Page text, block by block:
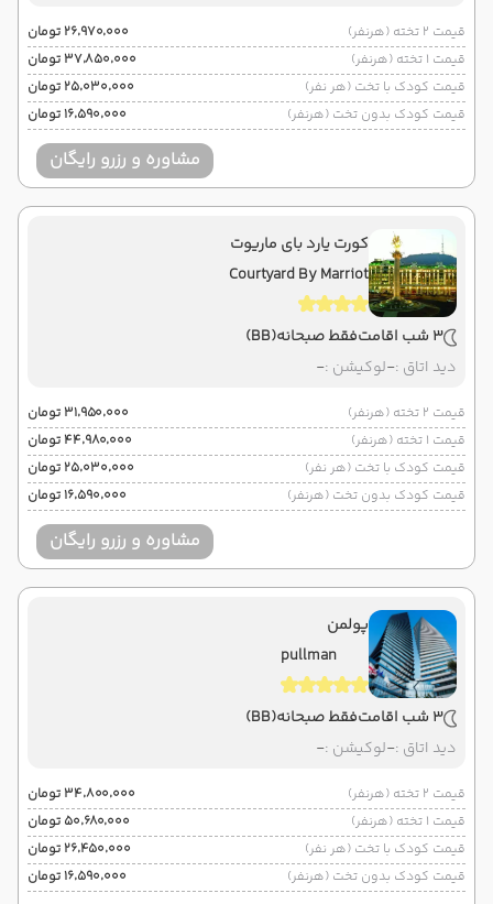
قیمت 2 تخته (هرنفر)
۲۶٬۹۷۰٬۰۰۰ تومان
قیمت 1 تخته (هرنفر)
۳۷٬۸۵۰٬۰۰۰ تومان
قیمت کودک با تخت (هر نفر)
۲۵٬۰۳۰٬۰۰۰ تومان
قیمت کودک بدون تخت (هرنفر)
۱۶٬۵۹۰٬۰۰۰ تومان
مشاوره و رزرو رایگان
کورت یارد بای ماریوت
Courtyard By Marriot
3 شب اقامت فقط صبحانه(BB)
دید اتاق :-لوکیشن :-
قیمت 2 تخته (هرنفر)
۳۱٬۹۵۰٬۰۰۰ تومان
قیمت 1 تخته (هرنفر)
۴۴٬۹۸۰٬۰۰۰ تومان
قیمت کودک با تخت (هر نفر)
۲۵٬۰۳۰٬۰۰۰ تومان
قیمت کودک بدون تخت (هرنفر)
۱۶٬۵۹۰٬۰۰۰ تومان
مشاوره و رزرو رایگان
پولمن
pullman
3 شب اقامت فقط صبحانه(BB)
دید اتاق :-لوکیشن :-
قیمت 2 تخته (هرنفر)
۳۴٬۸۰۰٬۰۰۰ تومان
قیمت 1 تخته (هرنفر)
۵۰٬۶۸۰٬۰۰۰ تومان
قیمت کودک با تخت (هر نفر)
۲۶٬۴۵۰٬۰۰۰ تومان
قیمت کودک بدون تخت (هرنفر)
۱۶٬۵۹۰٬۰۰۰ تومان